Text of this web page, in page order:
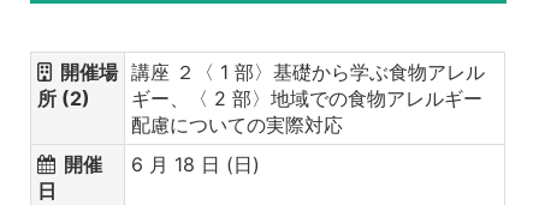
開催場
所 (2)
講座 ２〈 1 部〉基礎から学ぶ食物アレル
ギー、〈 2 部〉地域での食物アレルギー
配慮についての実際対応
開催
日
6 月 18 日 (日)